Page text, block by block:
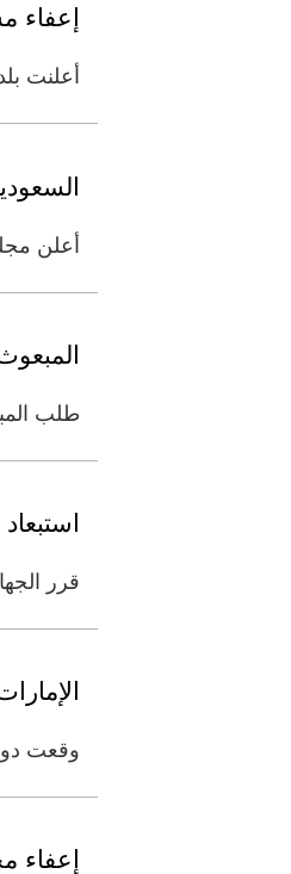
إعفاء
أعلنت
السعودية
أعلن مجلس
طلب
قرر
وقعت
إعفاء